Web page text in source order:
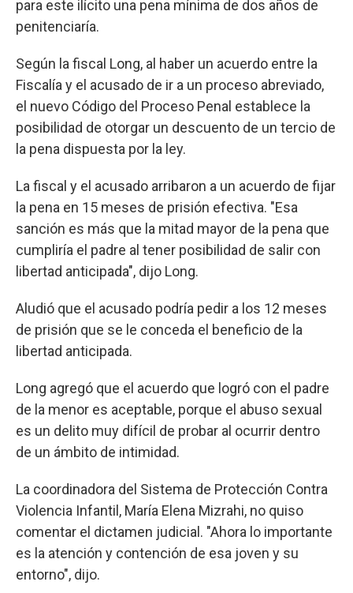
para este ilícito una pena mínima de dos años de
penitenciaría.
Según la fiscal Long, al haber un acuerdo entre la
Fiscalía y el acusado de ir a un proceso abreviado,
el nuevo Código del Proceso Penal establece la
posibilidad de otorgar un descuento de un tercio de
la pena dispuesta por la ley.
La fiscal y el acusado arribaron a un acuerdo de fijar
la pena en 15 meses de prisión efectiva. "Esa
sanción es más que la mitad mayor de la pena que
cumpliría el padre al tener posibilidad de salir con
libertad anticipada", dijo Long.
Aludió que el acusado podría pedir a los 12 meses
de prisión que se le conceda el beneficio de la
libertad anticipada.
Long agregó que el acuerdo que logró con el padre
de la menor es aceptable, porque el abuso sexual
es un delito muy difícil de probar al ocurrir dentro
de un ámbito de intimidad.
La coordinadora del Sistema de Protección Contra
Violencia Infantil, María Elena Mizrahi, no quiso
comentar el dictamen judicial. "Ahora lo importante
es la atención y contención de esa joven y su
entorno", dijo.